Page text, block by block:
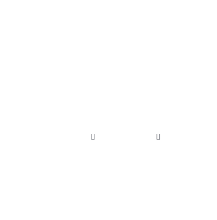
Toggle
Toggle